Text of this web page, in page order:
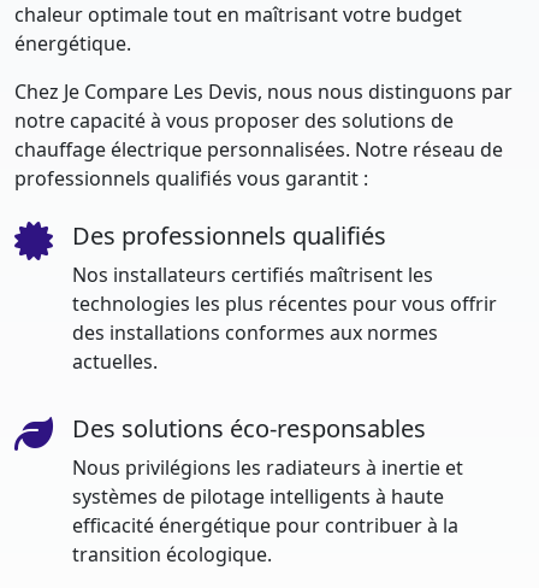
chaleur optimale tout en maîtrisant votre budget
énergétique.
Chez Je Compare Les Devis, nous nous distinguons par
notre capacité à vous proposer des solutions de
chauffage électrique personnalisées. Notre réseau de
professionnels qualifiés vous garantit :
Des professionnels qualifiés
Nos installateurs certifiés maîtrisent les
technologies les plus récentes pour vous offrir
des installations conformes aux normes
actuelles.
Des solutions éco-responsables
Nous privilégions les radiateurs à inertie et
systèmes de pilotage intelligents à haute
efficacité énergétique pour contribuer à la
transition écologique.